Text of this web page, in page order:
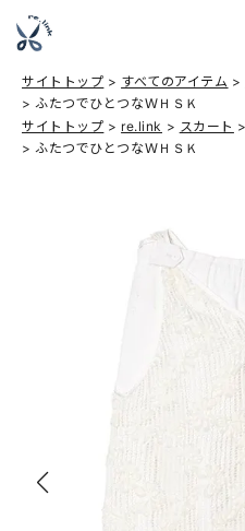
サイトトップ すべてのアイテム
ふたつでひとつなＷＨＳＫ
サイトトップ
re.link スカート
ふたつでひとつなＷＨＳＫ